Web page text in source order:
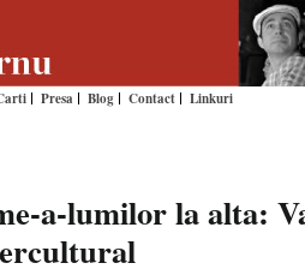
Presa Blog Contact Linkuri
a-lumilor la alta: